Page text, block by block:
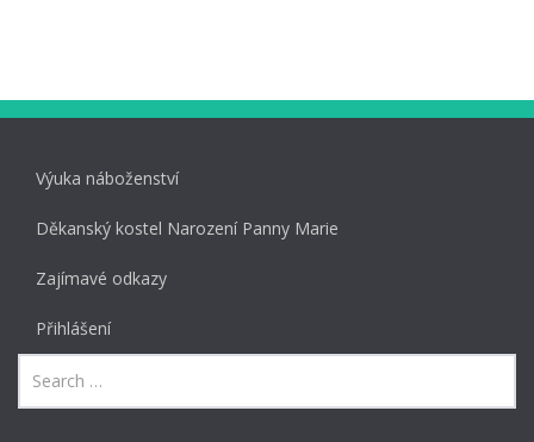
Výuka náboženství
Děkanský kostel Narození Panny Marie
Zajímavé odkazy
Přihlášení